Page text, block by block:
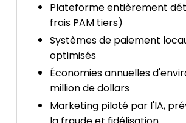
Plateforme entièrement
frais PAM tiers)
Systèmes de paiement
optimisés
Économies annuelles
million de dollars
Marketing piloté par l'IA,